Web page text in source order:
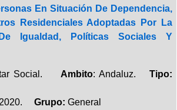
En Situación De Dependencia,
Residenciales Adoptadas Por La
Igualdad, Políticas Sociales Y
Social. Ambito: Andaluz.Tipo:
Grupo: General